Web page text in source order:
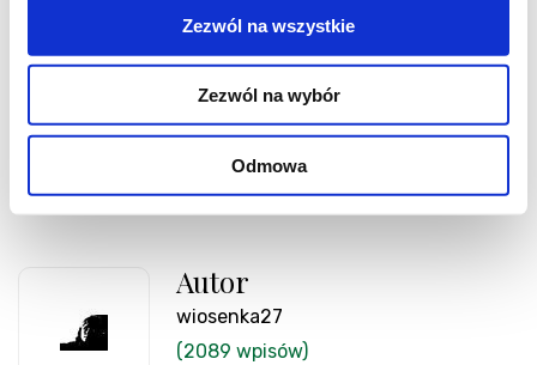
Zezwól na wszystkie
Zezwól na wybór
Odmowa
miseczek włożyć dowolną ilość mięsa oraz
zielonego groszku. Zalać zupą i posypać
natką pietruszki. Można też pokrojone mięso
z kurczaka i groszek dodać do zupy w garnku.
Smacznego:)
Autor
wiosenka27
(2089 wpisów)